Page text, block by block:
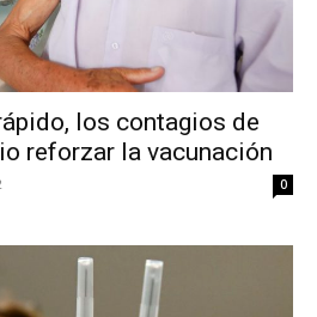
los contagios de
reforzar la vacunación
0